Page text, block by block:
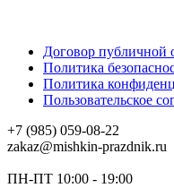
Договор публичной
Политика
Политика
Пользовательское
+7 (985) 059-08-22
zakaz@mishkin-prazdnik.ru
ПН-ПТ 10:00 - 19:00